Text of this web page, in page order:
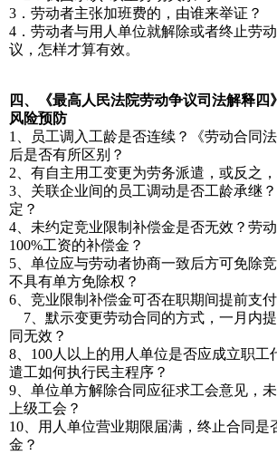
3．劳动者主张加班费的，由谁来举证？
4．劳动者与用人单位就解除或者终止劳
议，怎样才算有效。
四、《最高人民法院劳动争议司法解释四
风险预防
1、员工调入工龄是否连续？《劳动合同
后是否有所区别？
2、有自主用工变更为劳务派遣，或反之
3、关联企业间的员工调动是否工龄承继
定？
4、未约定竞业限制补偿金是否无效？劳
100%工资的补偿金？
5、单位应与劳动者协商一致后方可免除
不具有单方免除权？
6、竞业限制补偿金可否在职期间提前支
7、默示变更劳动合同的方式，一月内
同无效？
8、100人以上的用人单位是否应成立职工
遣工如何执行民主程序？
9、单位单方解除合同应征求工会意见，
上级工会？
10、用人单位营业期限届满，终止合同是
金？